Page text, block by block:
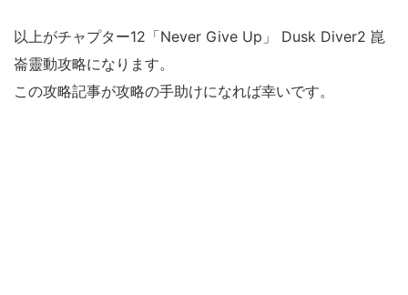
以上がチャプター12「Never Give Up」 Dusk Diver2 崑
崙靈動攻略になります。
この攻略記事が攻略の手助けになれば幸いです。